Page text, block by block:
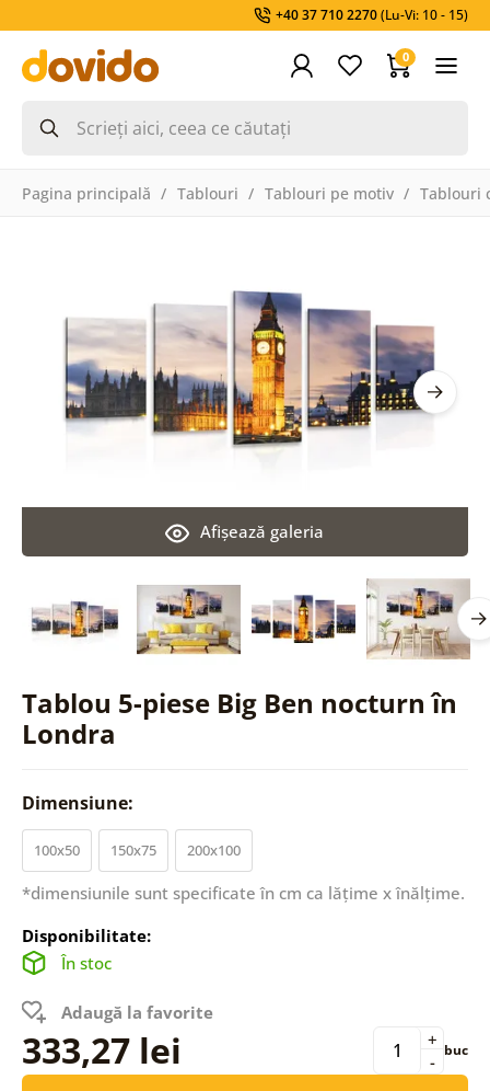
+40 37 710 2270(Lu-Vi: 10 - 15)
0
Pagina principală Tablouri Tablouri pe motiv Tablouri
Tablou 5-piese Big Ben nocturn în
Londra
Afişează galeria
Dimensiune:
100x50 150x75 200x100
*dimensiunile sunt specificate în cm ca lățime x înălțime.
Disponibilitate:
În stoc
Adaugă la favorite
333,27 lei -
+ buc